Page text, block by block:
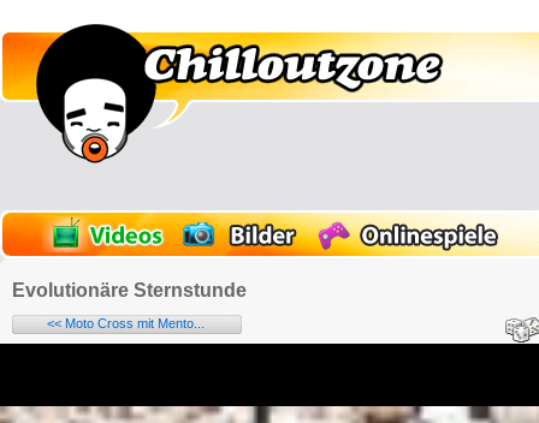
Evolutionäre Sternstunde
<< Moto Cross mit Mento...